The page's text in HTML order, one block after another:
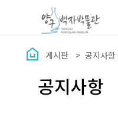
게시판 공지사항
공지사항